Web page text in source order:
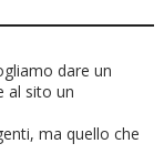
dare un
al sito un
ma quello che